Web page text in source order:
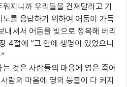
지니까 우리들을 건져달라고 기
를 응답하기 위하여 어둠이 가득
내셔서 어둠을 빛으로 정복해 버리
4절에 “그 안에 생명이 있었으니
것은 사람들의 마음에 영은 죽어
람의 마음에 영의 등불이 다 켜지